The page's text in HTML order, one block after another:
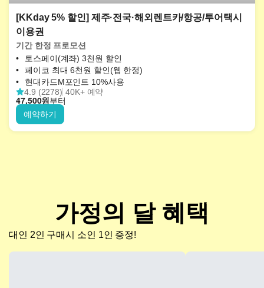
[KKday 5% 할인] 제주·전국·해외렌트카/항공/투어택시
이용권
기간 한정 프로모션
토스페이(계좌) 3천원 할인
페이코 최대 6천원 할인(웹 한정)
현대카드M포인트 10%사용
4.9 (2278) 40K+ 예약
원
47,500 부터
예약하기
가정의 달 혜택
대인 2인 구매시 소인 1인 증정!